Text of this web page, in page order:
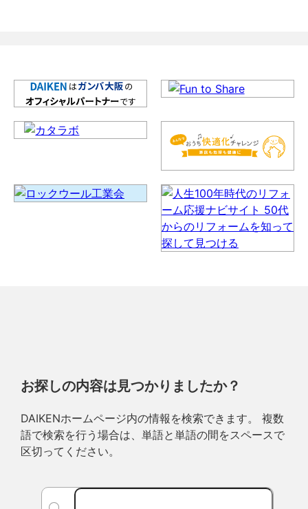
お探しの内容は見つかりましたか？
DAIKENホームページ内の情報を検索できます。 複数
語で検索を行う場合は、単語と単語の間をスペースで
区切ってください。